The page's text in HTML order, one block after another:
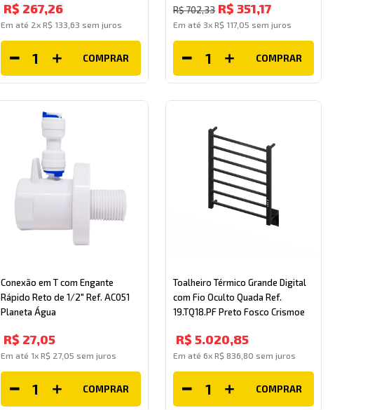
R$ 267,26
Em até 2x R$ 133 63 sem juros
COMPRAR
R$702,33 R$ 351,17
Em até 3xR$ 117, 05 sem juros
COMPRAR
Conexão em T com Engante
Rápido Reto de 1/2" Ref. AC051
Planeta Água
R$ 27,05
Em até 1x R$ 27, 05 sem juros
COMPRAR
Toalheiro Térmico Grande Digital
com Fio Oculto Quada Ref.
19.TQ18.PF Preto Fosco Crismoe
R$ 5.020,85
Em até6xR$ 836 80 sem juros
COMPRAR